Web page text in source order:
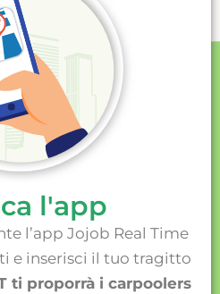
l'app
l’app Jojob Real Time
e inserisci il tuo tragitto
ti proporrà i carpoolers